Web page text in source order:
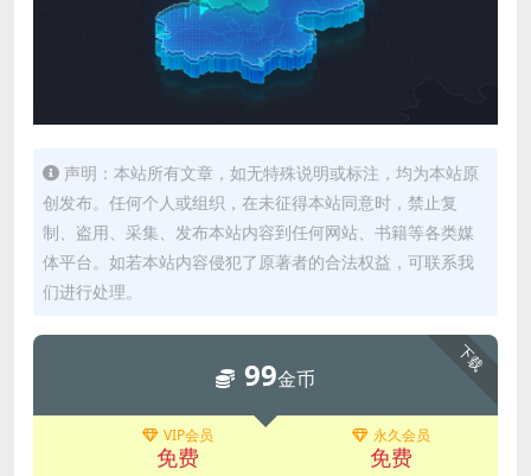
声明：本站所有文章，如无特殊说明或标注，均为本站原
创发布。任何个人或组织，在未征得本站同意时，禁止复
制、盗用、采集、发布本站内容到任何网站、书籍等各类媒
体平台。如若本站内容侵犯了原著者的合法权益，可联系我
们进行处理。
下载
99金币
VIP会员
免费
永久会员
免费